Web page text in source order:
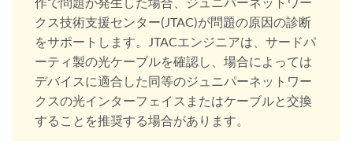
クス技術支援センター(JTAC)が問題の原因の診断
をサポートします。JTACエンジニアは、サードパ
ーティ製の光ケーブルを確認し、場合によっては
デバイスに適合した同等のジュニパーネットワー
クスの光インターフェイスまたはケーブルと交換
することを推奨する場合があります。